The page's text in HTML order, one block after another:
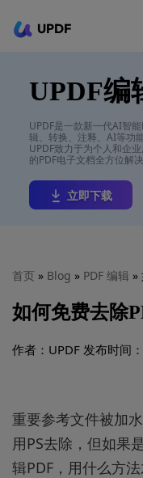
UPDF
AI Agents
用户指南
升级会员
UPDF编
UPDF是一款新一代AI智
辑、转换、注释、AI等功
UPDF致力于为个人和企
的PDF电子文档全方位解决
立即下载
首页 » Blog » PDF 编辑 »
如何免费去除
作者：UPDF 发布时间
重要参考文件被加
用PS去除，但如果
辑PDF，用什么方